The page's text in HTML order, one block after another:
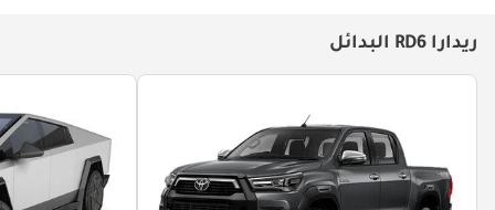
ريدارا RD6 البدائل